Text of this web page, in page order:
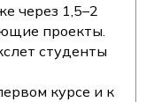
через 1,5–2
проекты.
студенты
курсе и к